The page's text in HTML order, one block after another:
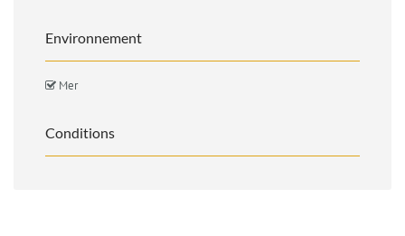
Environnement
Mer
Conditions